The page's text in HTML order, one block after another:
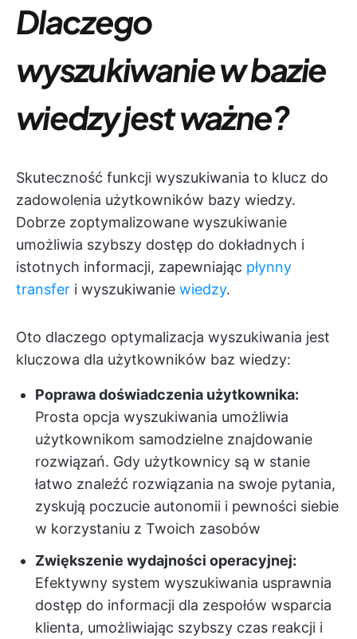
Dlaczego
wyszukiwanie w bazie
wiedzy jest ważne?
Skuteczność funkcji wyszukiwania to klucz do
zadowolenia użytkowników bazy wiedzy.
Dobrze zoptymalizowane wyszukiwanie
umożliwia szybszy dostęp do dokładnych i
istotnych informacji, zapewniając płynny
transfer i wyszukiwanie wiedzy.
Oto dlaczego optymalizacja wyszukiwania jest
kluczowa dla użytkowników baz wiedzy:
Poprawa doświadczenia użytkownika:
Prosta opcja wyszukiwania umożliwia
użytkownikom samodzielne znajdowanie
rozwiązań. Gdy użytkownicy są w stanie
łatwo znaleźć rozwiązania na swoje pytania,
zyskują poczucie autonomii i pewności siebie
w korzystaniu z Twoich zasobów
Zwiększenie wydajności operacyjnej:
Efektywny system wyszukiwania usprawnia
dostęp do informacji dla zespołów wsparcia
klienta, umożliwiając szybszy czas reakcji i